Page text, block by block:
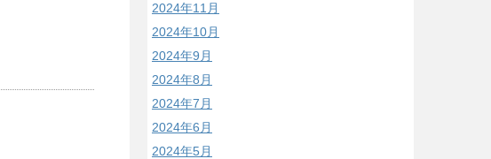
2024年11月
2024年10月
2024年9月
2024年8月
2024年7月
2024年6月
2024年5月